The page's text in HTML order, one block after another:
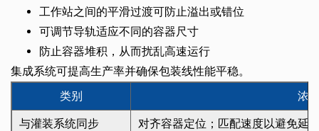
工作站之间的平滑过渡可防止溢出或错位
可调节导轨适应不同的容器尺寸
防止容器堆积，从而扰乱高速运行
集成系统可提高生产率并确保包装线性能平稳。
类别
浓
与灌装系统同步 对齐容器定位；匹配速度以避免延